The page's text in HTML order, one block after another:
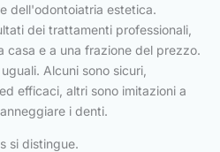
dell'odontoiatria estetica.
dei trattamenti professionali,
casa e a una frazione del prezzo.
Alcuni sono sicuri,
efficaci, altri sono imitazioni a
i denti.
si distingue.